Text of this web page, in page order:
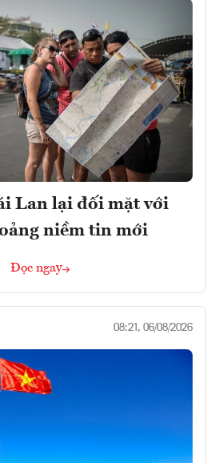
Lan lại đối mặt với
niềm tin mới
Đọc ngay
08:21, 06/08/2026